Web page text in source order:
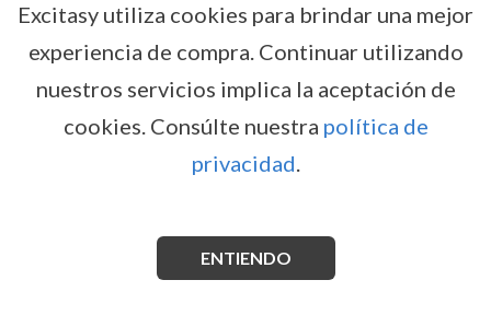
PIRULETA DE GOMINOLA CON
FORMA DE VULVA SECRET
Una deliciosa piruleta de gominola con sabor a fresa y
Excitasy utiliza cookies para brindar una mejor
experiencia de compra.Continuar utilizando
nuestros servicios implica la aceptación de
cookies.Consúlte nuestra política de
privacidad.
ENTIENDO